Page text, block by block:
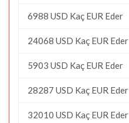
6988 USD Kaç EUR Eder
24068 USD Kaç EUR Eder
5903 USD Kaç EUR Eder
28287 USD Kaç EUR Eder
32010 USD Kaç EUR Eder